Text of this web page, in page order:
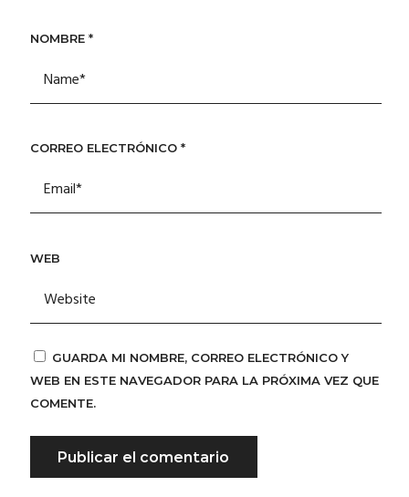
NOMBRE *
CORREO ELECTRÓNICO *
WEB
GUARDA MI NOMBRE, CORREO ELECTRÓNICO Y
WEB EN ESTE NAVEGADOR PARA LA PRÓXIMA VEZ QUE
COMENTE.